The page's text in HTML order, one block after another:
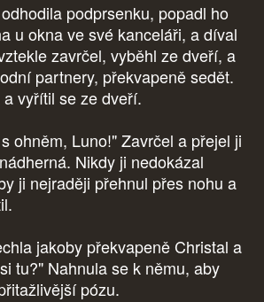
podprsenku, popadl ho
u okna ve své kanceláři, a díval
zavrčel, vyběhl ze dveří, a
partnery, překvapeně sedět.
vyřítil se ze dveří.
ohněm, Luno!" Zavrčel a přejel ji
Nikdy ji nedokázal
ji nejraději přehnul přes nohu a
jakoby překvapeně Christal a
tu?" Nahnula se k němu, aby
pózu.